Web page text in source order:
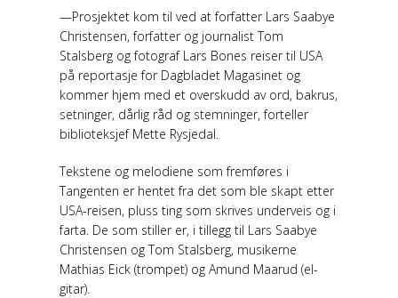
—Prosjektet kom til ved at forfatter Lars Saabye
Christensen, forfatter og journalist Tom
Stalsberg og fotograf Lars Bones reiser til USA
på reportasje for Dagbladet Magasinet og
kommer hjem med et overskudd av ord, bakrus,
setninger, dårlig råd og stemninger, forteller
biblioteksjef Mette Rysjedal.
Tekstene og melodiene som fremføres i
Tangenten er hentet fra det som ble skapt etter
USA-reisen, pluss ting som skrives underveis og i
farta. De som stiller er, i tillegg til Lars Saabye
Christensen og Tom Stalsberg, musikerne
Mathias Eick (trompet) og Amund Maarud (el-
gitar).